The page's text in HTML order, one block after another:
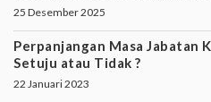
25 Desember 2025
Perpanjangan Masa Jabatan
Setuju atau Tidak ?
22 Januari 2023